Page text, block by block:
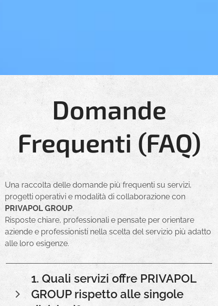
Domande
Frequenti (FAQ)
Una raccolta delle domande più frequenti su servizi,
progetti operativi e modalità di collaborazione con
PRIVAPOL GROUP.
Risposte chiare, professionali e pensate per orientare
aziende e professionisti nella scelta del servizio più adatto
alle loro esigenze.
1.Quali servizi offre PRIVAPOL
GROUP rispetto alle singole